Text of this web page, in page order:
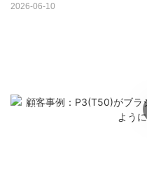
2026-06-10